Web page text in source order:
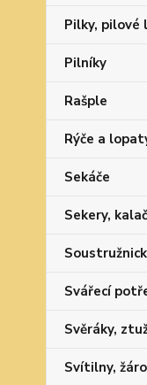
Pilky, pilové
Pilníky
Rašple
Rýče a
Sekáče
Sekery,
Svářecí
Svěráky,
Svítilny,